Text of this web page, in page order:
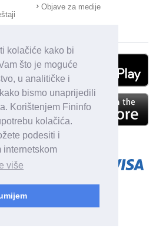
kolačiće kako bi
što je moguće
u analitičke i
bismo unaprijedili
Korištenjem Fininfo
kolačića.
podesiti i
internetskom
više
Objave za medije